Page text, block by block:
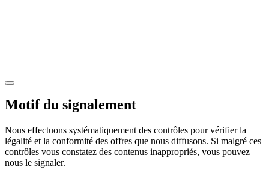
Motif du signalement
Nous effectuons systématiquement des contrôles pour vérifier la
légalité et la conformité des offres que nous diffusons. Si malgré ces
contrôles vous constatez des contenus inappropriés, vous pouvez
nous le signaler.